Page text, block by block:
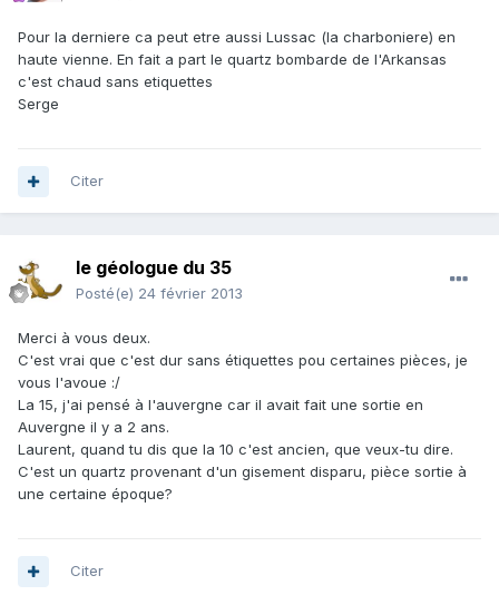
Pour la derniere ca peut etre aussi Lussac (la charboniere) en
haute vienne. En fait a part le quartz bombarde de l'Arkansas
c'est chaud sans etiquettes
Serge
Citer
le géologue du 35
Posté(e) 24 février 2013
Merci à vous deux.
C'est vrai que c'est dur sans étiquettes pou certaines pièces, je
vous l'avoue :/
La 15, j'ai pensé à l'auvergne car il avait fait une sortie en
Auvergne il y a 2 ans.
Laurent, quand tu dis que la 10 c'est ancien, que veux-tu dire.
C'est un quartz provenant d'un gisement disparu, pièce sortie à
une certaine époque?
Citer